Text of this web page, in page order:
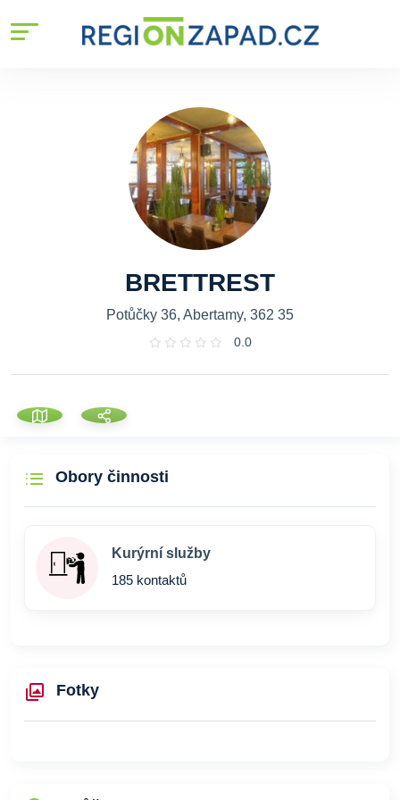
BRETTREST
Potůčky 36, Abertamy, 362 35
0.0
Obory činnosti
Kurýrní služby
185 kontaktů
Fotky